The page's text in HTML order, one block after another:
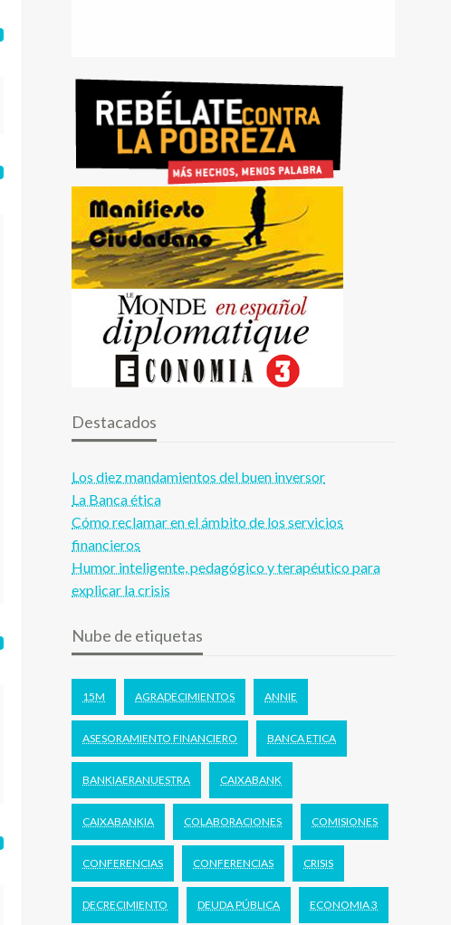
Destacados
Los diez mandamientos del buen inversor
La Banca ética
Cómo reclamar en el ámbito de los servicios
financieros
Humor inteligente, pedagógico y terapéutico para
explicar la crisis
Nube de etiquetas
15M AGRADECIMIENTOS ANNIE
ASESORAMIENTO FINANCIERO BANCA ETICA
BANKIAERANUESTRA CAIXABANK
CAIXABANKIA COLABORACIONES COMISIONES
CONFERENCIAS CONFERENCIAS CRISIS
DECRECIMIENTO DEUDA PÚBLICA ECONOMIA 3